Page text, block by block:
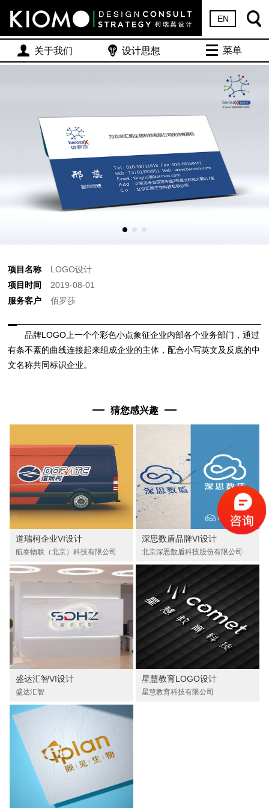
EN
关于我们 设计思想 菜单
项目名称
LOGO设计
项目时间
2019-08-01
服务客户
佰罗莎
品牌LOGO上一个个彩色小点象征企业内部各个业务部门，通过
有条不紊的曲线连接起来组成企业的主体，配合小写英文及反底的中
文名称共同标识企业。
猜您感兴趣
道瑞柯企业VI设计
航泰物联（北京）科技有限公司
深思数盾品牌VI设计
北京深思数盾科技股份有限公司
盛达汇智VI设计
盛达汇智
星慧教育LOGO设计
星慧教育科技有限公司